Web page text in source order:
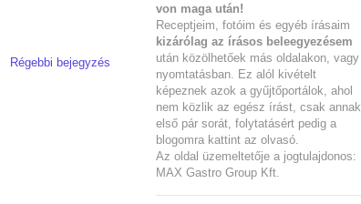
Régebbi bejegyzés
von maga után!
Receptjeim, fotóim és egyéb írásaim
kizárólag az írásos beleegyezésem
után közölhetőek más oldalakon, vagy
nyomtatásban. Ez alól kivételt
képeznek azok a gyűjtőportálok, ahol
nem közlik az egész írást, csak annak
első pár sorát, folytatásért pedig a
blogomra kattint az olvasó.
Az oldal üzemeltetője a jogtulajdonos:
MAX Gastro Group Kft.